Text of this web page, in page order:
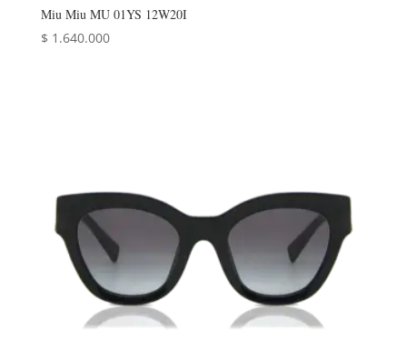
Miu Miu MU 01YS 12W20I
$ 1.640.000